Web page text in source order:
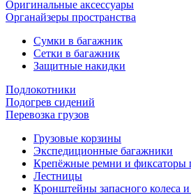
Оригинальные аксессуары
Органайзеры пространства
Сумки в багажник
Сетки в багажник
Защитные накидки
Подлокотники
Подогрев сидений
Перевозка грузов
Грузовые корзины
Экспедиционные багажники
Крепёжные ремни и фиксаторы
Лестницы
Кронштейны запасного колеса